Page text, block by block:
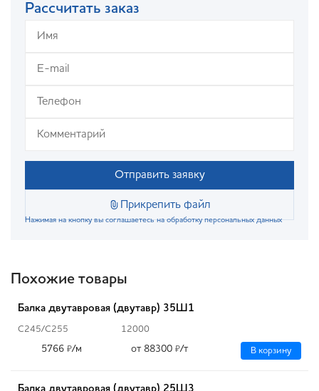
Рассчитать заказ
Отправить заявку
Прикрепить файл
Нажимая на кнопку вы соглашаетесь на обработку персональных данных
Похожие товары
Балка двутавровая (двутавр) 35Ш1
С245/С255 12000
5766 ₽/м от 88300 ₽/т В корзину